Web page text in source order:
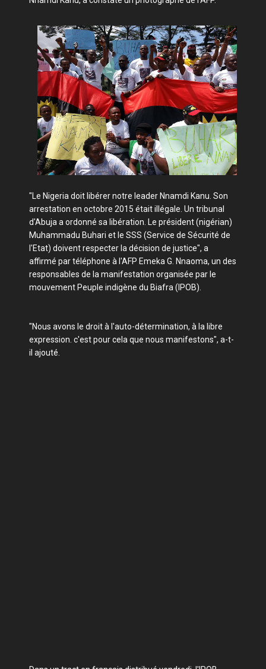
"Le Nigeria doit libérer notre leader Nnamdi Kanu. Son
arrestation en octobre 2015 était illégale. Un tribunal
d'Abuja a ordonné sa libération. Le président (nigérian)
Muhammadu Buhari et le SSS (Service de Sécurité de
l'Etat) doivent respecter la décision de justice", a
affirmé par téléphone à l'AFP Emeka G. Nnaoma, un des
responsables de la manifestation organisée par le
mouvement Peuple indigène du Biafra (IPOB).
"Nous avons le droit à l'auto-détermination, à la libre
expression. c'est pour cela que nous manifestons", a-t-
il ajouté.